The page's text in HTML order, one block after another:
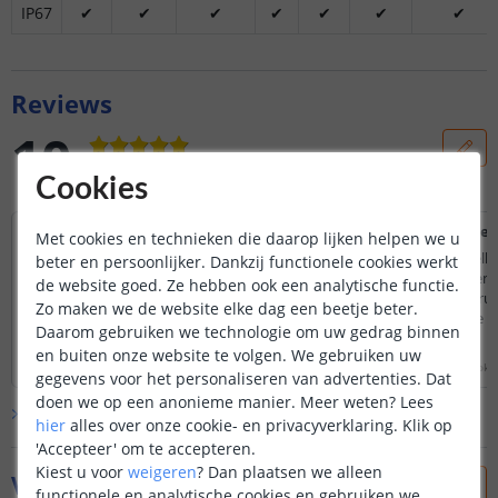
IP67 ✔ ✔ ✔ ✔ ✔ ✔ ✔
Reviews
10 Gebaseerd op
Prima ledstrip en profiel,
snel geleverd
Volledig naar wens, nog niet geïnstalleerd
maar snel ontvangen en kwalitatief profiel
en ledstrip.
Lees hele review
Na een foute
dit keurig retour
paar dagen geld
uitstekende service
Lees hele review
27
Bekijk alle 2 reviews
Vraag & antwoord
Cookies
Met cookies en technieken die daarop lijken helpen we u
beter en persoonlijker. Dankzij functionele cookies werkt
de website goed. Ze hebben ook een analytische functie.
Zo maken we de website elke dag een beetje beter.
Daarom gebruiken we technologie om uw gedrag binnen
en buiten onze website te volgen. We gebruiken uw
gegevens voor het personaliseren van advertenties. Dat
doen we op een anonieme manier. Meer weten? Lees
hier alles over onze cookie- en privacyverklaring. Klik op
'Accepteer' om te accepteren.
Kiest u voor weigeren? Dan plaatsen we alleen